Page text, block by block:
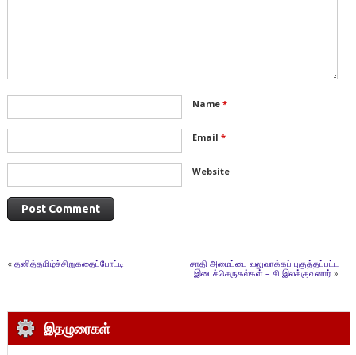
Name *
Email *
Website
« தனித்தமிழ்ச்சிறுகதைப்போட்டி
சாதி அமைப்பை வலுவாக்கப் புகுத்தப்பட்ட
இடைச்செருகல்கள் – சி.இலக்குவனார் »
இதழுரைகள்